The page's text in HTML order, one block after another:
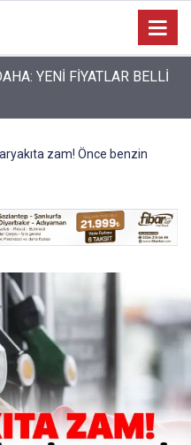
28 yaşındaki sürücü
zam! Önce benzin